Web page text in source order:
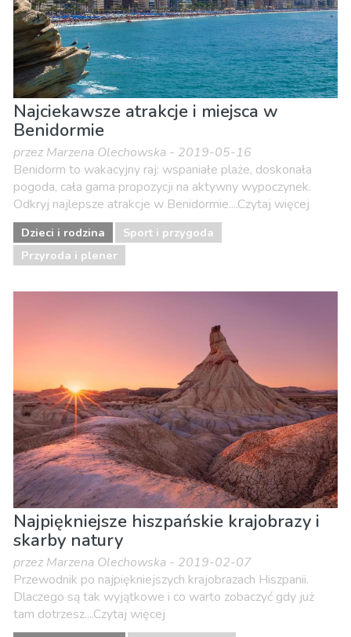
Najciekawsze atrakcje i miejsca w
Benidormie
przez Marzena Olechowska - 2019-05-16
Benidorm to wakacyjny raj: wspaniałe plaże, doskonała
pogoda, cała gama propozycji na aktywny wypoczynek.
Odkryj najlepsze atrakcje w Benidormie....Czytaj więcej
Dzieci i rodzina
Sport i przygoda
Przyroda i plener
Najpiękniejsze hiszpańskie krajobrazy i
skarby natury
przez Marzena Olechowska - 2019-02-07
Przewodnik po najpiękniejszych krajobrazach Hiszpanii.
Dlaczego są tak wyjątkowe i co warto zobaczyć gdy już
tam dotrzesz....Czytaj więcej